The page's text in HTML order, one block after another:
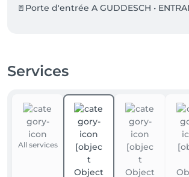
🚪Porte d'entrée A GUDDESCH •
devant l'espace.
Services
All services